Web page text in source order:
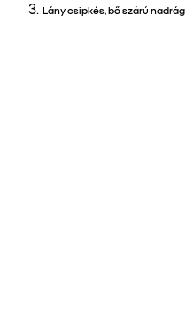
Lány csipkés, bő szárú nadrág